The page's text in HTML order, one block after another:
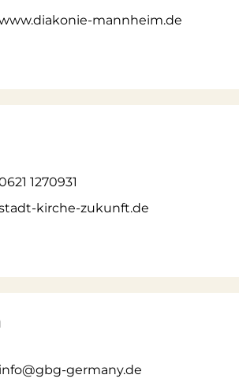
mannheim.de
1270931
kirche-zukunft.de
info@gbg-germany.de